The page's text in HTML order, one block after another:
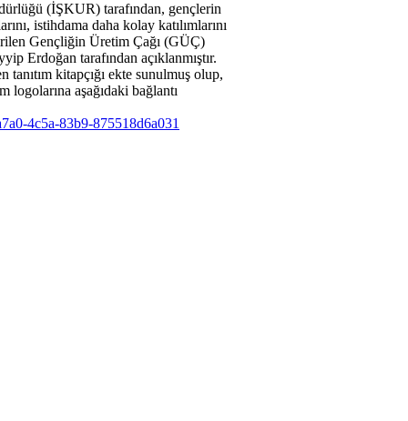
(İŞKUR) tarafından, gençlerin
istihdama daha kolay katılımlarını
Gençliğin Üretim Çağı (GÜÇ)
Erdoğan tarafından açıklanmıştır.
kitapçığı ekte sunulmuş olup,
logolarına aşağıdaki bağlantı
4c5a-83b9-875518d6a031